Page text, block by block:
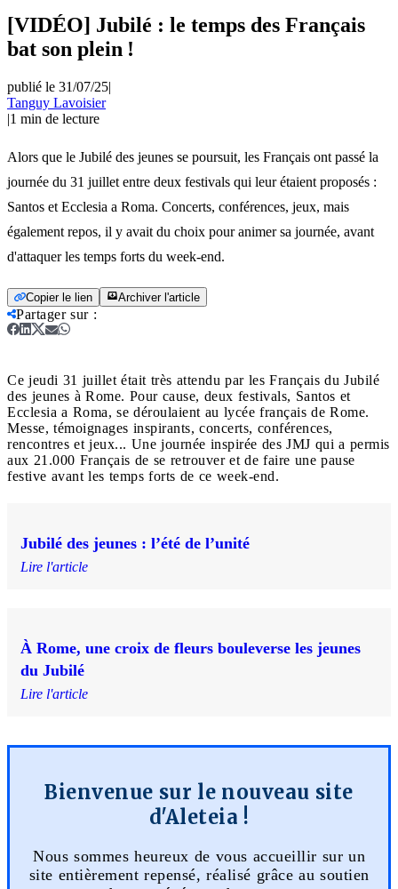
[VIDÉO] Jubilé : le temps des Français
bat son plein !
publié le 31/07/25|
Tanguy Lavoisier
|1 min de lecture
Alors que le Jubilé des jeunes se poursuit, les Français ont passé la
journée du 31 juillet entre deux festivals qui leur étaient proposés :
Santos et Ecclesia a Roma. Concerts, conférences, jeux, mais
également repos, il y avait du choix pour animer sa journée, avant
d'attaquer les temps forts du week-end.
Copier le lien Archiver l'article
Partager sur:
Ce jeudi 31 juillet était très attendu par les Français du Jubilé
des jeunes à Rome. Pour cause, deux festivals, Santos et
Ecclesia a Roma, se déroulaient au lycée français de Rome.
Messe, témoignages inspirants, concerts, conférences,
rencontres et jeux... Une journée inspirée des JMJ qui a permis
aux 21.000 Français de se retrouver et de faire une pause
festive avant les temps forts de ce week-end.
Jubilé des jeunes : l’été de l’unité
Lire l'article
À Rome, une croix de fleurs bouleverse les jeunes
du Jubilé
Lire l'article
Bienvenue sur le nouveau site
d'Aleteia !
Nous sommes heureux de vous accueillir sur un
site entièrement repensé, réalisé grâce au soutien